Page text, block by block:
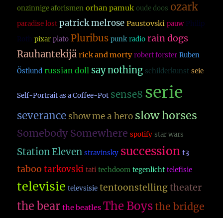
onzinnige aforismen orhan pamuk oude doos ozark
paradise lost patrick melrose Paustovski pauw Philip
Roth pixar plato Pluribus punk radio rain dogs
Rauhantekijä rick and morty robert forster Ruben
Östlund russian doll say nothing schilderkunst seie
Self-Portrait as a Coffee-Pot sense8 serie
severance show me a hero slow horses
Somebody Somewhere spotify star wars
Station Eleven stravinsky succession t3
taboo tarkovski tati techdoom tegenlicht telefisie
televisie televsisie tentoonstelling theater
the bear the beatles The Boysthe bridge